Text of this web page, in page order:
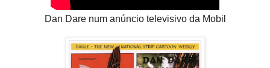
Dan Dare num anúncio televisivo da Mobil